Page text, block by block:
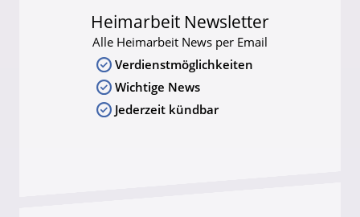
Heimarbeit Newsletter
Alle Heimarbeit News per Email
Verdienstmöglichkeiten
Wichtige News
Jederzeit kündbar